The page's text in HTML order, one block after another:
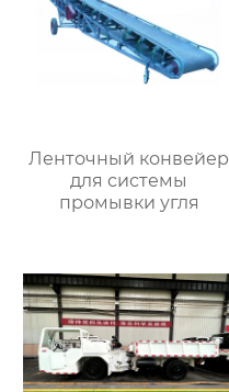
Ленточный конвейер
для системы
промывки угля